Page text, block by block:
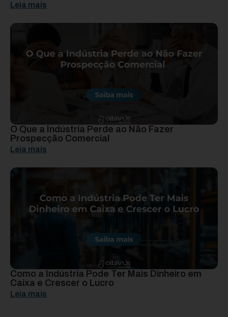
Leia mais
O Que a Indústria Perde ao Não Fazer
Prospecção Comercial
Leia mais
Como a Indústria Pode Ter Mais Dinheiro em
Caixa e Crescer o Lucro
Leia mais